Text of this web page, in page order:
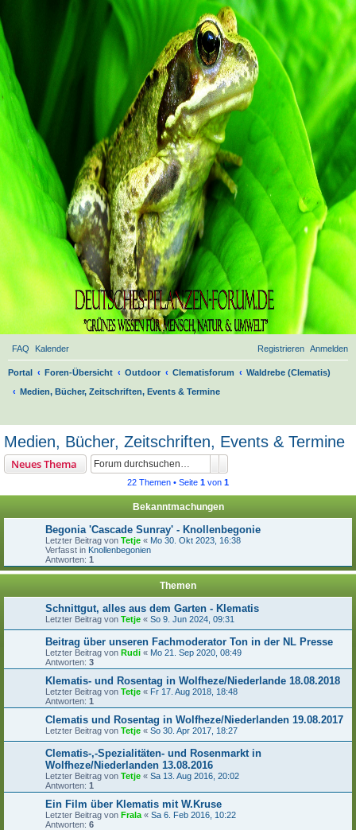
FAQ Kalender Anmelden
Registrieren
Portal Foren-Übersicht Outdoor Clematisforum
Waldrebe (Clematis)
Medien, Bücher, Zeitschriften, Events & Termine
Medien, Bücher, Zeitschriften, Events & Termine
Neues Thema
22 Themen • Seite 1 von 1
Bekanntmachungen
Begonia 'Cascade Sunray' - Knollenbegonie
Letzter Beitrag von Tetje « Mo 30. Okt 2023, 16:38
Verfasst in Knollenbegonien
Antworten: 1
Themen
Schnittgut, alles aus dem Garten - Klematis
Letzter Beitrag von Tetje « So 9. Jun 2024, 09:31
Beitrag über unseren Fachmoderator Ton in der NL Presse
Letzter Beitrag von Rudi « Mo 21. Sep 2020, 08:49
Antworten: 3
Klematis- und Rosentag in Wolfheze/Niederlande 18.08.2018
Letzter Beitrag von Tetje « Fr 17. Aug 2018, 18:48
Antworten: 1
Clematis und Rosentag in Wolfheze/Niederlanden 19.08.2017
Letzter Beitrag von Tetje « So 30. Apr 2017, 18:27
Clematis-,-Spezialitäten- und Rosenmarkt in
Wolfheze/Niederlanden 13.08.2016
Letzter Beitrag von Tetje « Sa 13. Aug 2016, 20:02
Antworten: 1
Ein Film über Klematis mit W.Kruse
Letzter Beitrag von Frala « Sa 6. Feb 2016, 10:22
Antworten: 6